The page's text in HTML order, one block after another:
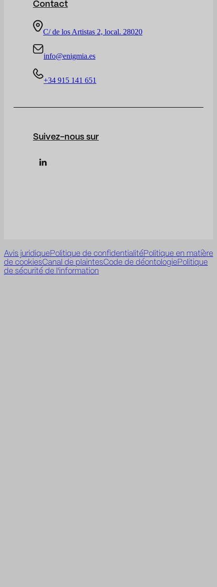
Contact
C/ de los Artistas 2, local. 28020
info@enigmia.es
+34 915 141 651
Suivez-nous sur
Avis juridiquePolitique de confidentialitéPolitique en matière
de cookiesCanal de plaintesCode de déontologiePolitique
de sécurité de l'information